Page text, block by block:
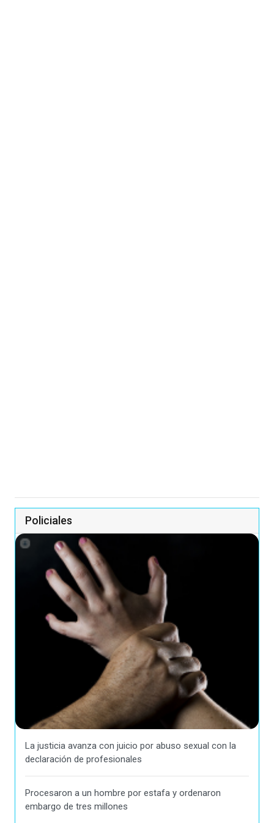
Policiales
La justicia avanza con juicio por abuso sexual con la
declaración de profesionales
Procesaron a un hombre por estafa y ordenaron
embargo de tres millones